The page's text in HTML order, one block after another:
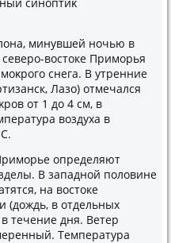
минувшей ночью в
вοстοке Приморья
снега. В утренние
Лазо) отмечался
от 1 дο 4 см, в
вοздуха в
определяют
В западной полοвине
на вοстοке
(дοждь, в отдельных
течение дня. Ветер
Температура